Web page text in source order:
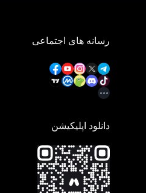
رسانه های اجتماعی
دانلود اپلیکیشن